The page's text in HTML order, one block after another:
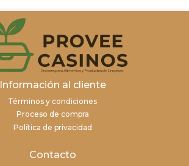
Información al cliente
Términos y condiciones
Proceso de compra
Política de privacidad
Contacto